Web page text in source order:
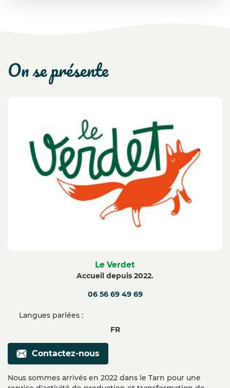
on se présente
Le Verdet
Accueil depuis 2022.
06 56 69 49 69
Langues parlées :
FR
Contactez-nous
Nous sommes arrivés en 2022 dans le Tarn pour une